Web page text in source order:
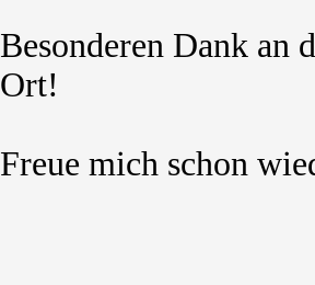
Besonderen Dank an
Ort!
Freue mich schon